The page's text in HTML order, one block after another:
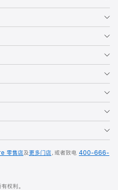
零售店及更多门店，或者致电 400-666-
权利。